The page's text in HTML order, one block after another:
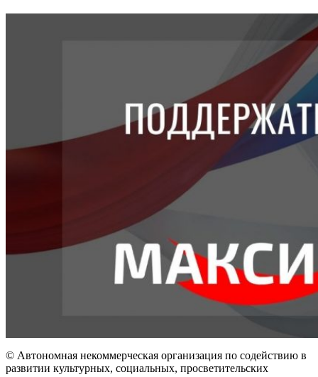
© Автономная некоммерческая организация по содействию в
развитии культурных, социальных, просветительских